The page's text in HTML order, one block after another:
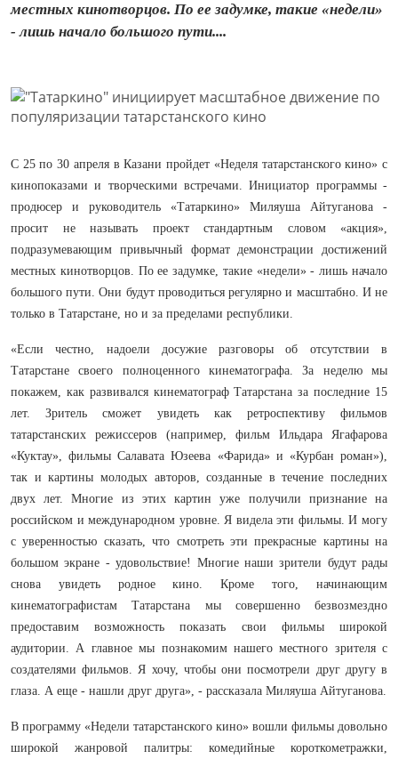
местных кинотворцов. По ее задумке, такие «недели»
- лишь начало большого пути....
С 25 по 30 апреля в Казани пройдет «Неделя татарстанского кино» с
кинопоказами и творческими встречами. Инициатор программы -
продюсер и руководитель «Татаркино» Миляуша Айтуганова -
просит не называть проект стандартным словом «акция»,
подразумевающим привычный формат демонстрации достижений
местных кинотворцов. По ее задумке, такие «недели» - лишь начало
большого пути. Они будут проводиться регулярно и масштабно. И не
только в Татарстане, но и за пределами республики.
«Если честно, надоели досужие разговоры об отсутствии в
Татарстане своего полноценного кинематографа. За неделю мы
покажем, как развивался кинематограф Татарстана за последние 15
лет. Зритель сможет увидеть как ретроспективу фильмов
татарстанских режиссеров (например, фильм Ильдара Ягафарова
«Куктау», фильмы Салавата Юзеева «Фарида» и «Курбан роман»),
так и картины молодых авторов, созданные в течение последних
двух лет. Многие из этих картин уже получили признание на
российском и международном уровне. Я видела эти фильмы. И могу
с уверенностью сказать, что смотреть эти прекрасные картины на
большом экране - удовольствие! Многие наши зрители будут рады
снова увидеть родное кино. Кроме того, начинающим
кинематографистам Татарстана мы совершенно безвозмездно
предоставим возможность показать свои фильмы широкой
аудитории. А главное мы познакомим нашего местного зрителя с
создателями фильмов. Я хочу, чтобы они посмотрели друг другу в
глаза. А еще - нашли друг друга», - рассказала Миляуша Айтуганова.
В программу «Недели татарстанского кино» вошли фильмы довольно
широкой жанровой палитры: комедийные короткометражки,